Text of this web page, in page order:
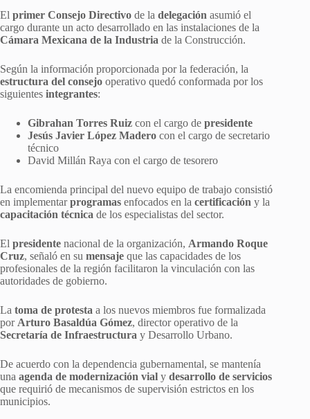
El primer Consejo Directivo de la delegación asumió el
cargo durante un acto desarrollado en las instalaciones de la
Cámara Mexicana de la Industria de la Construcción.
Según la información proporcionada por la federación, la
estructura del consejo operativo quedó conformada por los
siguientes integrantes:
Gibrahan Torres Ruiz con el cargo de presidente
Jesús Javier López Madero con el cargo de secretario
técnico
David Millán Raya con el cargo de tesorero
La encomienda principal del nuevo equipo de trabajo consistió
en implementarprogramas enfocados en la certificación y la
capacitación técnica de los especialistas del sector.
El presidente nacional de la organización, Armando Roque
Cruz, señaló en su mensaje que las capacidades de los
profesionales de la región facilitaron la vinculación con las
autoridades de gobierno.
La toma de protesta a los nuevos miembros fue formalizada
por Arturo Basaldúa Gómez, director operativo de la
Secretaría de Infraestructura y Desarrollo Urbano.
De acuerdo con la dependencia gubernamental, se mantenía
una agenda de modernización vial y desarrollo de servicios
que requirió de mecanismos de supervisión estrictos en los
municipios.